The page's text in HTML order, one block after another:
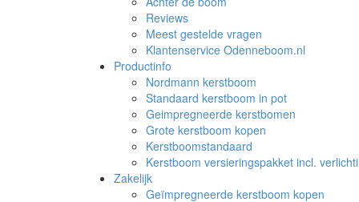
Reviews
Meest gestelde vragen
Klantenservice Odenneboom.nl
Productinfo
Nordmann kerstboom
Standaard kerstboom in pot
Geimpregneerde kerstbomen
Grote kerstboom kopen
Kerstboomstandaard
Kerstboom versieringspakket incl.
Zakelijk
Geïmpregneerde kerstboom kopen